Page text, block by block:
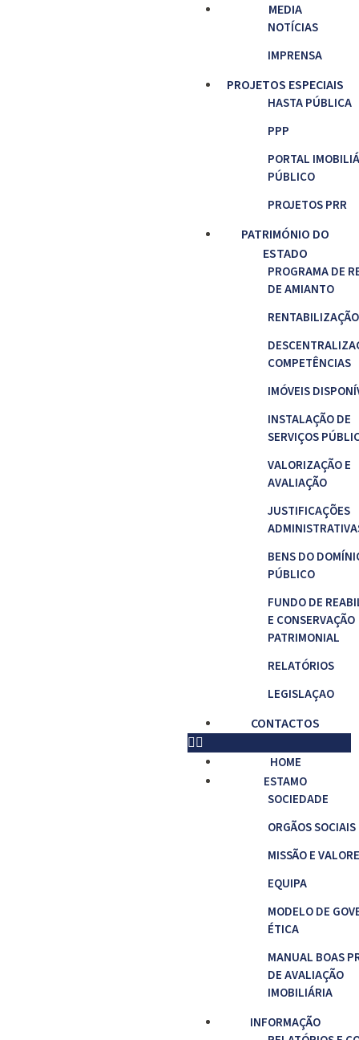
MEDIA
NOTÍCIAS
IMPRENSA
PROJETOS ESPECIAIS
HASTA PÚBLICA
PPP
PORTAL
PÚBLICO
PROJETOS PRR
PATRIMÓNIO DO
ESTADO
PROGRAMA DE
DE AMIANTO
RENTABILIZAÇÃO
COMPETÊNCIAS
IMÓVEIS
INSTALAÇÃO DE
SERVIÇOS
VALORIZAÇÃO E
AVALIAÇÃO
JUSTIFICAÇÕES
BENS DO
PÚBLICO
FUNDO DE
E CONSERVAÇÃO
PATRIMONIAL
RELATÓRIOS
LEGISLAÇAO
CONTACTOS
HOME
ESTAMO
SOCIEDADE
ORGÃOS SOCIAIS
MISSÃO E
EQUIPA
MODELO DE
ÉTICA
MANUAL BOAS
DE AVALIAÇÃO
IMOBILIÁRIA
INFORMAÇÃO